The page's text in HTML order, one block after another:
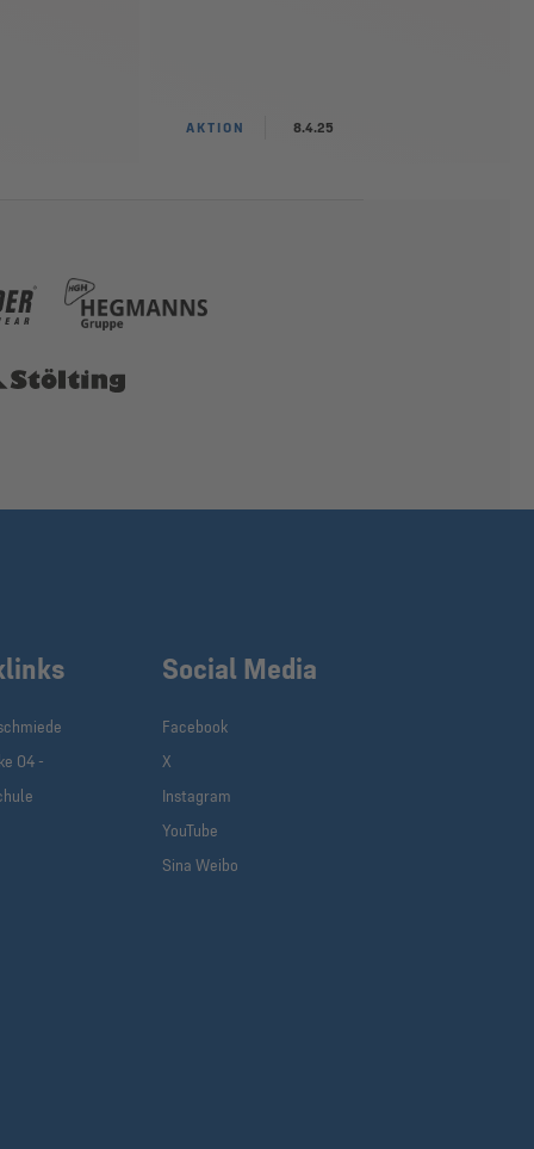
AKTION 8.4.25
04 -
Social Media
Facebook
X
Instagram
YouTube
Sina Weibo